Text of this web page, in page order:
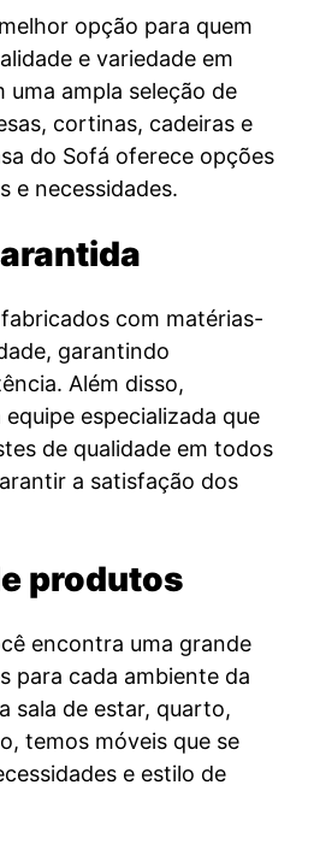
opção para quem
e variedade em
uma ampla seleção de
cortinas, cadeiras e
do Sofá oferece opções
e necessidades.
com matérias-
garantindo
Além disso,
especializada que
de qualidade em todos
a satisfação dos
produtos
encontra uma grande
para cada ambiente da
sala de estar, quarto,
temos móveis que se
e estilo de